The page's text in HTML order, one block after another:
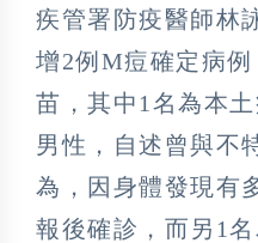
疾管署防疫醫師林
增2例M痘確定病
苗，其中1名為本
男性，自述曾與不
為，因身體發現有
報後確診，而另1